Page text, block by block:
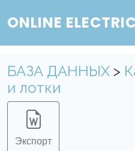
ONLINE
БАЗА ДАННЫХ >
и лотки
Экспорт